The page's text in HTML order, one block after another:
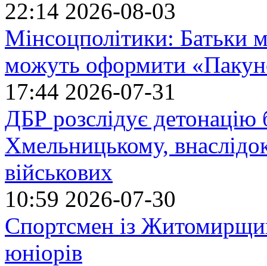
22:14 2026-08-03
Мінсоцполітики: Батьки
можуть оформити
17:44 2026-07-31
ДБР розслідує детонацію
Хмельницькому,
військових
10:59 2026-07-30
Спортсмен із
юніорів